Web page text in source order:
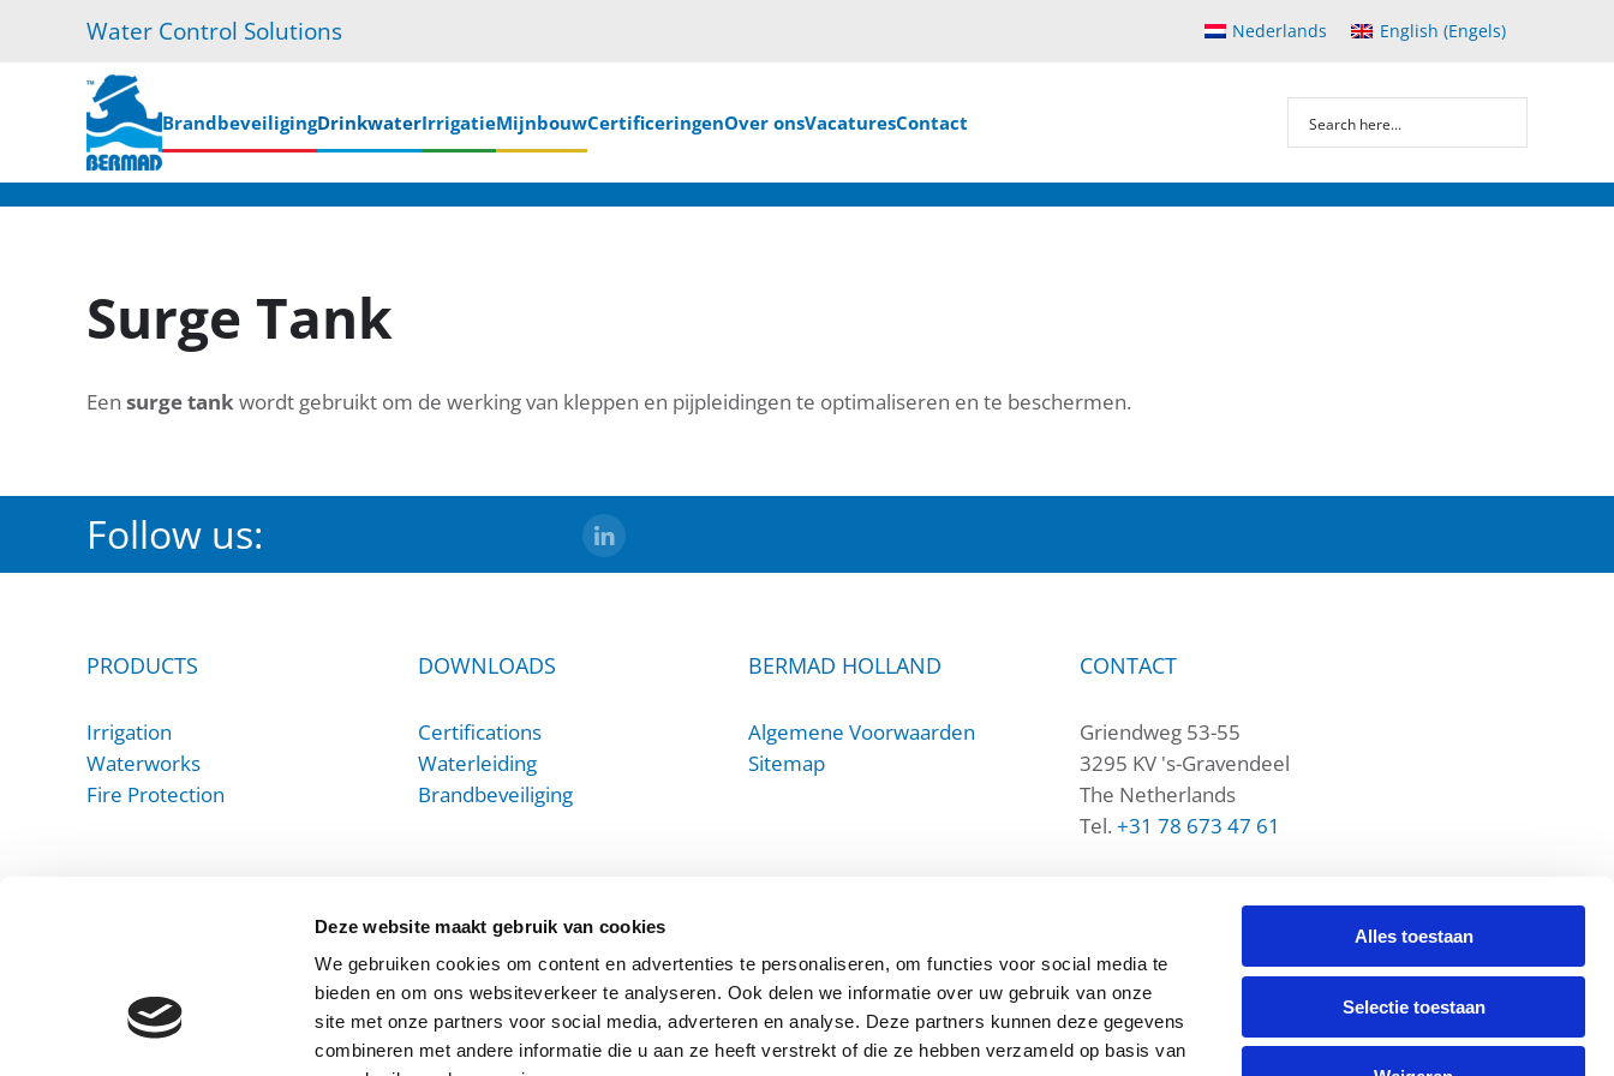
Deze website maakt gebruik van cookies
We gebruiken cookies om content en advertenties te personaliseren, om functies voor social media te
bieden en om ons websiteverkeer te analyseren. Ook delen we informatie over uw gebruik van onze
site met onze partners voor social media, adverteren en analyse. Deze partners kunnen deze gegevens
combineren met andere informatie die u aan ze heeft verstrekt of die ze hebben verzameld op basis van
Alles toestaan
Selectie toestaan
main
content
Water Control Solutions Nederlands English (Engels)
BrandbeveiligingDrinkwaterIrrigatieMijnbouwCertificeringenOver onsVacaturesContact
Surge Tank
Een surge tankwordt gebruikt om de werking van kleppen en pijpleidingen te optimaliseren en te beschermen.
Follow us:
PRODUCTS
Irrigation
Waterworks
Fire Protection
DOWNLOADS
Certifications
Waterleiding
Brandbeveiliging
BERMAD HOLLAND
Algemene Voorwaarden
Sitemap
CONTACT
Griendweg 53-55
3295 KV 's-Gravendeel
The Netherlands
Tel. +31 78 673 47 61